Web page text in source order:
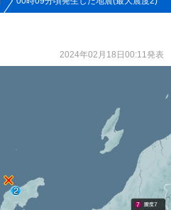
2024年02月18日00:11発表